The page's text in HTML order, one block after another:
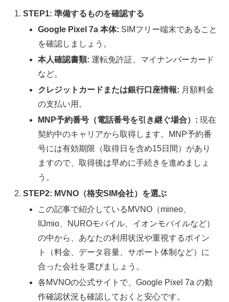
STEP1: 準備するものを確認する
Google Pixel 7a 本体: SIMフリー端末であること
を確認しましょう。
本人確認書類: 運転免許証、マイナンバーカード
など。
クレジットカードまたは銀行口座情報: 月額料金
の支払い用。
MNP予約番号（電話番号を引き継ぐ場合）: 現在
契約中のキャリアから取得します。MNP予約番
号には有効期限（取得日を含め15日間）があり
ますので、取得後は早めに手続きを進めましょ
う。
STEP2: MVNO（格安SIM会社）を選ぶ
この記事で紹介しているMVNO（mineo、
IIJmio、NUROモバイル、イオンモバイルなど）
の中から、あなたの利用状況や重視するポイン
ト（料金、データ容量、サポート体制など）に
合った会社を選びましょう。
各MVNOの公式サイトで、Google Pixel 7a の動
作確認状況も確認しておくと安心です。